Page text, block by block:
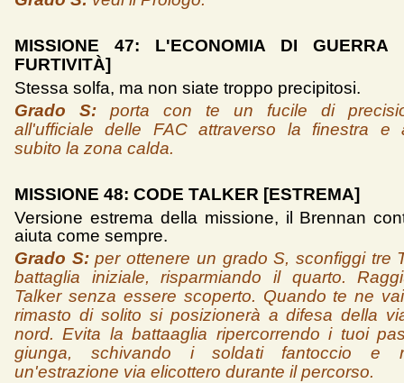
MISSIONE 47: L'ECONOMIA DI GUERRA
FURTIVITÀ]
Stessa solfa, ma non siate troppo precipitosi.
Grado S: porta con te un fucile di
all'ufficiale delle FAC attraverso la finestra e
subito la zona calda.
MISSIONE 48: CODE TALKER [ESTREMA]
Versione estrema della missione, il Brennan
aiuta come sempre.
Grado S:per ottenere un grado S, sconfiggi tre
battaglia iniziale, risparmiando il quarto.
Talker senza essere scoperto. Quando te ne
rimasto di solito si posizionerà a difesa della
nord. Evita la battaaglia ripercorrendo i tuoi
giunga, schivando i soldati fantoccio e
un'estrazione via elicottero durante il percorso.